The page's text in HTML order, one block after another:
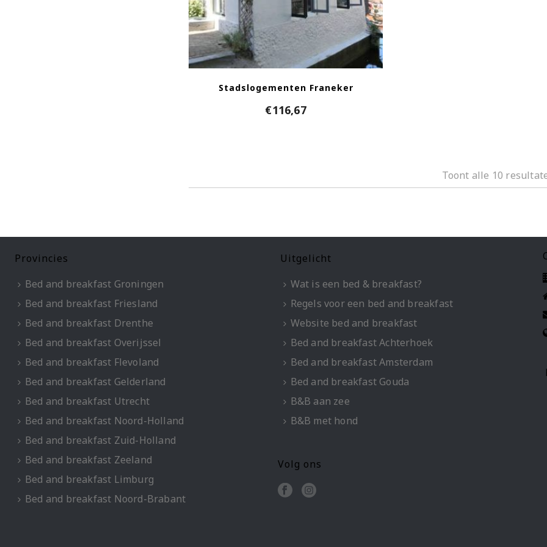
Stadslogementen Franeker
€116,67
Toont alle 10
Provincies
Bed and breakfast Groningen
Bed and breakfast Friesland
Bed and breakfast Drenthe
Bed and breakfast Overijssel
Bed and breakfast Flevoland
Bed and breakfast Gelderland
Bed and breakfast Utrecht
Bed and breakfast Noord-Holland
Bed and breakfast Zuid-Holland
Bed and breakfast Zeeland
Bed and breakfast Limburg
Bed and breakfast Noord-Brabant
Uitgelicht
Wat is een bed & breakfast?
Regels voor een bed and breakfast
Website bed and breakfast
Bed and breakfast Achterhoek
Bed and breakfast Amsterdam
Bed and breakfast Gouda
B&B aan zee
B&B met hond
Volg ons